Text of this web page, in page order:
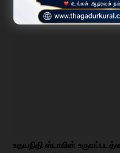
உதயநிதி ஸ்டாலின்